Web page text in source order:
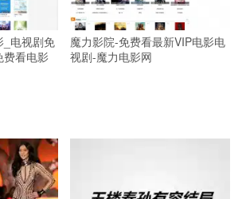
_电视剧免
费看电影
魔力影院-免费看最新VIP电影电
视剧-魔力电影网